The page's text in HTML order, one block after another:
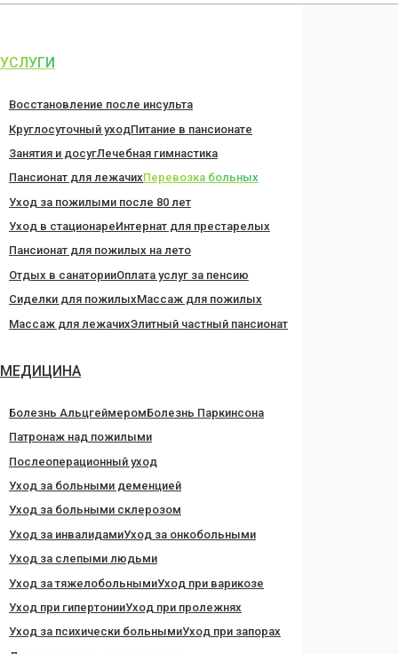
Перейти
содержанию
УСЛУГИ
Восстановление после инсульта
Круглосуточный уходПитание в пансионате
Занятия и досугЛечебная гимнастика
Пансионат для лежачихПеревозка больных
Уход за пожилыми после 80 лет
Уход в стационареИнтернат для престарелых
Пансионат для пожилых на лето
Отдых в санаторииОплата услуг за пенсию
Сиделки для пожилыхМассаж для пожилых
Массаж для лежачихЭлитный частный пансионат
МЕДИЦИНА
Болезнь АльцгеймеромБолезнь Паркинсона
Патронаж над пожилыми
Послеоперационный уход
Уход за больными деменцией
Уход за больными склерозом
Уход за инвалидамиУход за онкобольными
Уход за слепыми людьми
Уход за тяжелобольнымиУход при варикозе
Уход при гипертонииУход при пролежнях
Уход за психически больнымиУход при запорах